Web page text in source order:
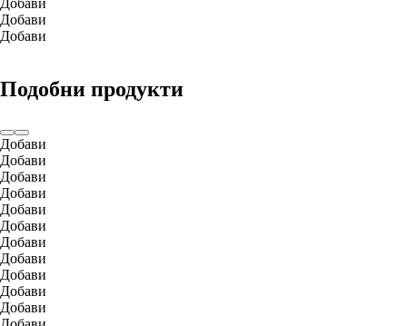
Добави
Добави
Подобни продукти
Добави
Добави
Добави
Добави
Добави
Добави
Добави
Добави
Добави
Добави
Добави